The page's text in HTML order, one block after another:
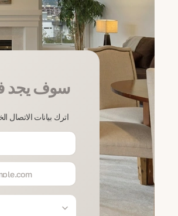
سوف يجد
اترك بيانات الاتصال